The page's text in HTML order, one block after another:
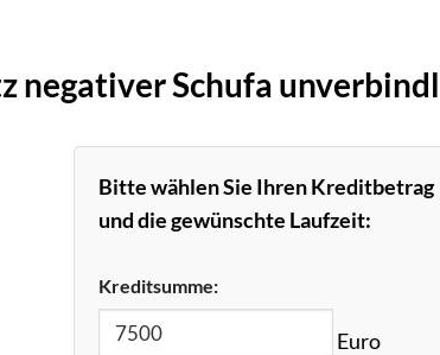
negativer Schufa
Bitte wählen Sie Ihren Kreditbetrag
und die gewünschte Laufzeit:
Kreditsumme:
Euro